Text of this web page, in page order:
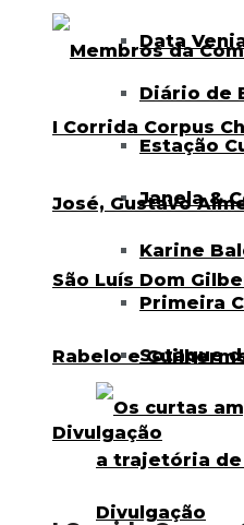
Data
Diário de
Estação
Janela &
Karine
Primeira
Sotaque